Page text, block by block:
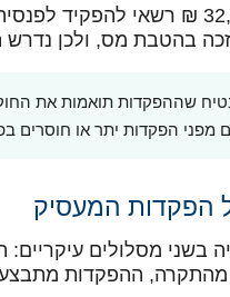
עצמאי עם הכנסה חודשית של 32,000
בהטבת מס, ולכן נדרש
שההפקדות תואמות את
מפני הפקדות יתר או חוסרים
הפקדות המעסיק
מסלולים עיקריים:
ההפקדות